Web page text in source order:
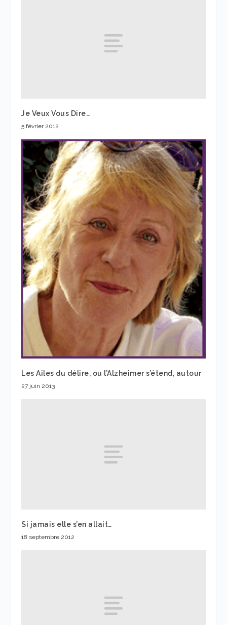
Je Veux Vous Dire…
5 février 2012
Les Ailes du délire, ou l’Alzheimer s’étend, autour
27 juin 2013
Si jamais elle s’en allait…
18 septembre 2012